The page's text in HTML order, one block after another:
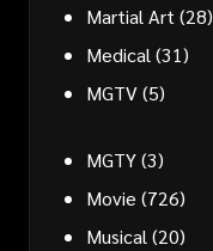
Martial Art (28)
Medical (31)
MGTV(5)
MGTY(3)
Movie (726)
Musical (20)